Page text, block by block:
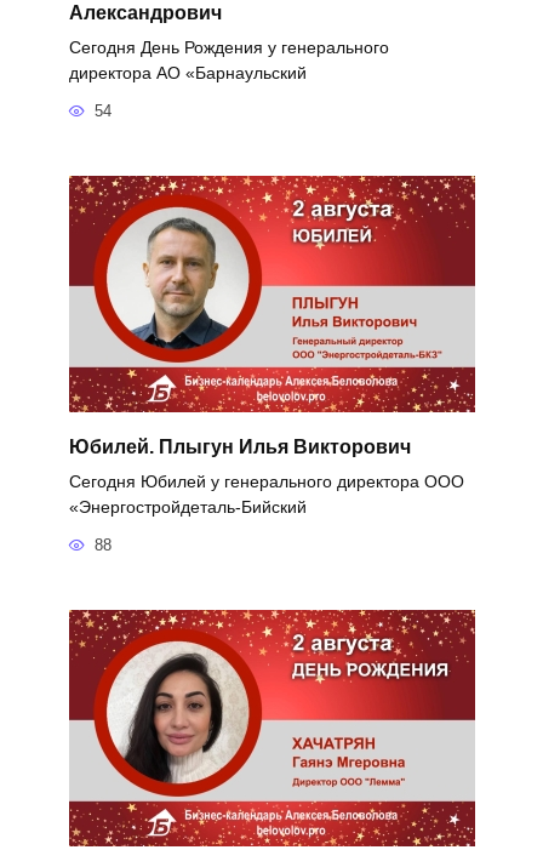
Александрович
Сегодня День Рождения у генерального
директора АО «Барнаульский
54
Юбилей. Плыгун Илья Викторович
Сегодня Юбилей у генерального директора ООО
«Энергостройдеталь-Бийский
88